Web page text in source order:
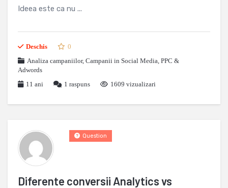
Ideea este ca nu ...
Deschis
0
Analiza campaniilor, Campanii in Social Media, PPC &
Adwords
11 ani
1 raspuns 1609 vizualizari
Diferente conversii Analytics vs
Question